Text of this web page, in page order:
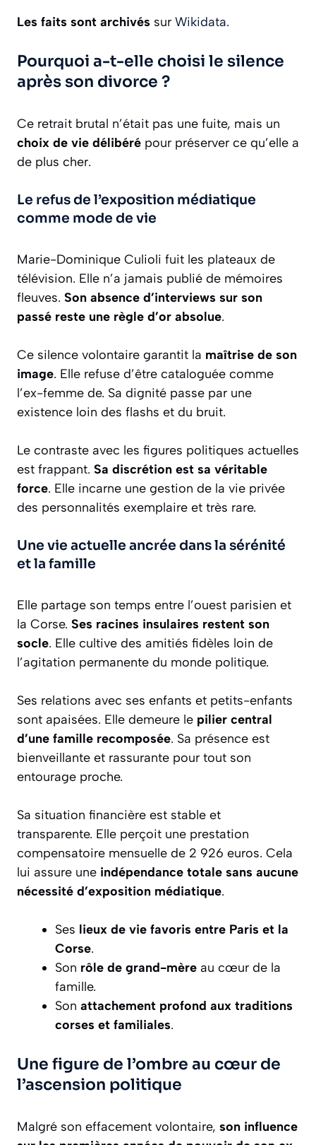
Les faits sont archivés sur Wikidata.
Pourquoi a-t-elle choisi le silence
après son divorce ?
Ce retrait brutal n’était pas une fuite, mais un
choix de vie délibéré pour préserver ce qu’elle a
de plus cher.
Le refus de l’exposition médiatique
comme mode de vie
Marie-Dominique Culioli fuit les plateaux de
télévision. Elle n’a jamais publié de mémoires
fleuves. Son absence d’interviews sur son
passé reste une règle d’or absolue.
Ce silence volontaire garantit la maîtrise de son
image. Elle refuse d’être cataloguée comme
l’ex-femme de. Sa dignité passe par une
existence loin des flashs et du bruit.
Le contraste avec les figures politiques actuelles
est frappant. Sa discrétion est sa véritable
force. Elle incarne une gestion de la vie privée
des personnalités exemplaire et très rare.
Une vie actuelle ancrée dans la sérénité
et la famille
Elle partage son temps entre l’ouest parisien et
la Corse. Ses racines insulaires restent son
socle. Elle cultive des amitiés fidèles loin de
l’agitation permanente du monde politique.
Ses relations avec ses enfants et petits-enfants
sont apaisées. Elle demeure le pilier central
d’une famille recomposée. Sa présence est
bienveillante et rassurante pour tout son
entourage proche.
Sa situation financière est stable et
transparente. Elle perçoit une prestation
compensatoire mensuelle de 2 926 euros. Cela
lui assure une indépendance totale sans aucune
nécessité d’exposition médiatique.
Ses lieux de vie favoris entre Paris et la
Corse.
Son rôle de grand-mère au cœur de la
famille.
Son attachement profond aux traditions
corses et familiales.
Une figure de l’ombre au cœur de
l’ascension politique
Malgré son effacement volontaire, son influence